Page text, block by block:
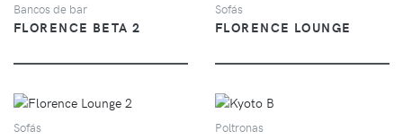
Bancos de bar
FLORENCE BETA 2
Sofás
FLORENCE LOUNGE
VER
Sofás Poltronas